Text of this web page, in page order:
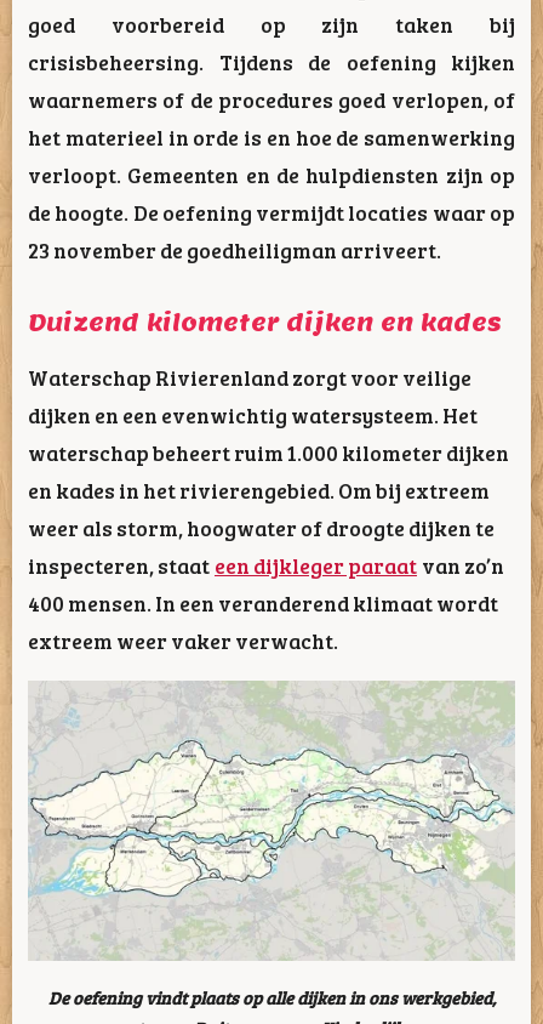
goed voorbereid op zijn taken bij
crisisbeheersing. Tijdens de oefening kijken
waarnemers of de procedures goed verlopen, of
het materieel in orde is en hoe de samenwerking
verloopt. Gemeenten en de hulpdiensten zijn op
de hoogte. De oefening vermijdt locaties waar op
23 november de goedheiligman arriveert.
Duizend kilometer dijken en kades
Waterschap Rivierenland zorgt voor veilige
dijken en een evenwichtig watersysteem. Het
waterschap beheert ruim 1.000 kilometer dijken
en kades in het rivierengebied. Om bij extreem
weer als storm, hoogwater of droogte dijken te
inspecteren, staat een dijkleger paraat van zo’n
400 mensen. In een veranderend klimaat wordt
extreem weer vaker verwacht.
De oefening vindt plaats op alle dijken in ons werkgebied,